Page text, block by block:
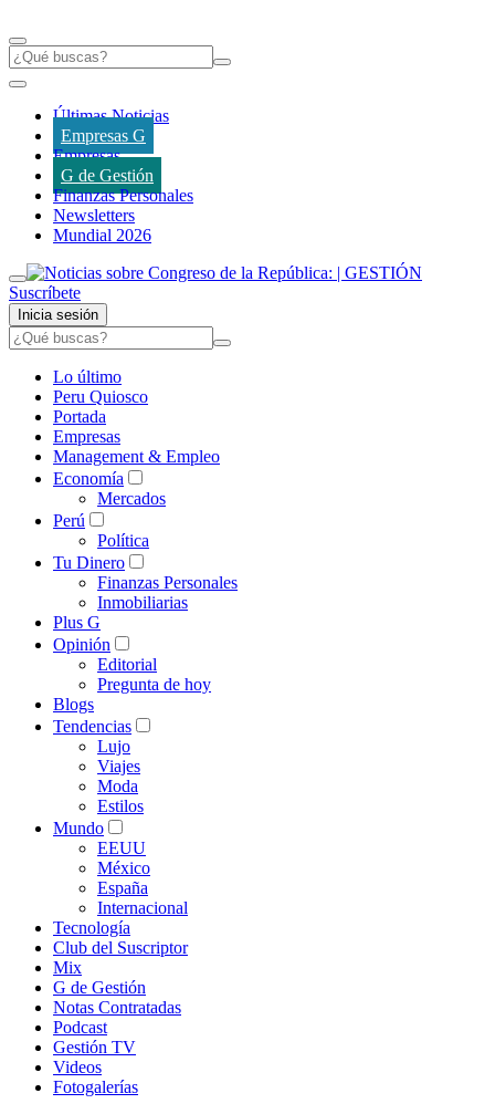
Últimas Noticias
Empresas G
Empresas
G de Gestión
Finanzas Personales
Newsletters
Mundial 2026
Suscríbete
Inicia sesión
Lo último
Peru Quiosco
Portada
Empresas
Management & Empleo
Economía
Mercados
Perú
Política
Tu Dinero
Finanzas Personales
Inmobiliarias
Plus G
Opinión
Editorial
Pregunta de hoy
Blogs
Tendencias
Lujo
Viajes
Moda
Estilos
Mundo
EEUU
México
España
Internacional
Tecnología
Club del Suscriptor
Mix
G de Gestión
Notas Contratadas
Podcast
Gestión TV
Videos
Fotogalerías